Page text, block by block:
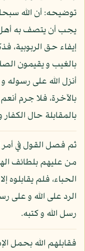
توضيحه: أن الله
يجب أن يتصف به أهل
إيفاء حق الربوبية،
بالغيب و يقيمون
أنزل الله على
بالآخرة، فلا جرم
بالمقابلة حال الكفار
ثم فصل القول في أمر
من عليهم بلطائف
الحباء، فلم يقابلوه
الرد على الله و على
رسل الله و كتبه.
فقابلهم الله بحمل